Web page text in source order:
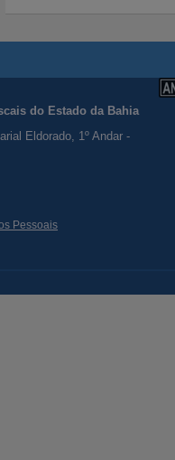
do Estado da Bahia
Eldorado, 1º Andar -
Pessoais